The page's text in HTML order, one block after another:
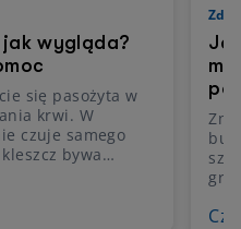
wygląda?
się pasożyta w
krwi. W
czuje samego
bywa
skóry. Sam
po